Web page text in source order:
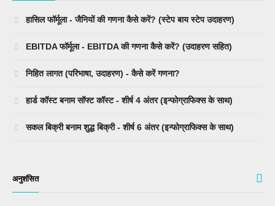
हासिल फॉर्मूला - जैनियों की गणना कैसे करें? (स्टेप बाय स्टेप उदाहरण)
EBITDA फॉर्मूला - EBITDA की गणना कैसे करें? (उदाहरण सहित)
निहित लागत (परिभाषा, उदाहरण) - कैसे करें गणना?
हार्ड कॉस्ट बनाम सॉफ्ट कॉस्ट - शीर्ष 4 अंतर (इन्फोग्राफिक्स के साथ)
सकल बिक्री बनाम शुद्ध बिक्री - शीर्ष 6 अंतर (इन्फोग्राफिक्स के साथ)
अनुशंसित